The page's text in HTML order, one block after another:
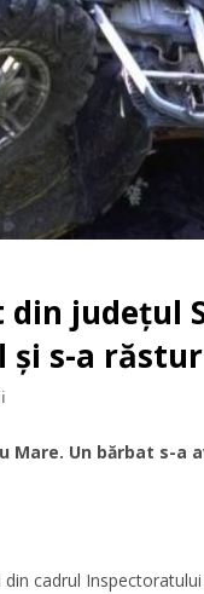
județul
și s-a
Un bărbat s-a
cadrul